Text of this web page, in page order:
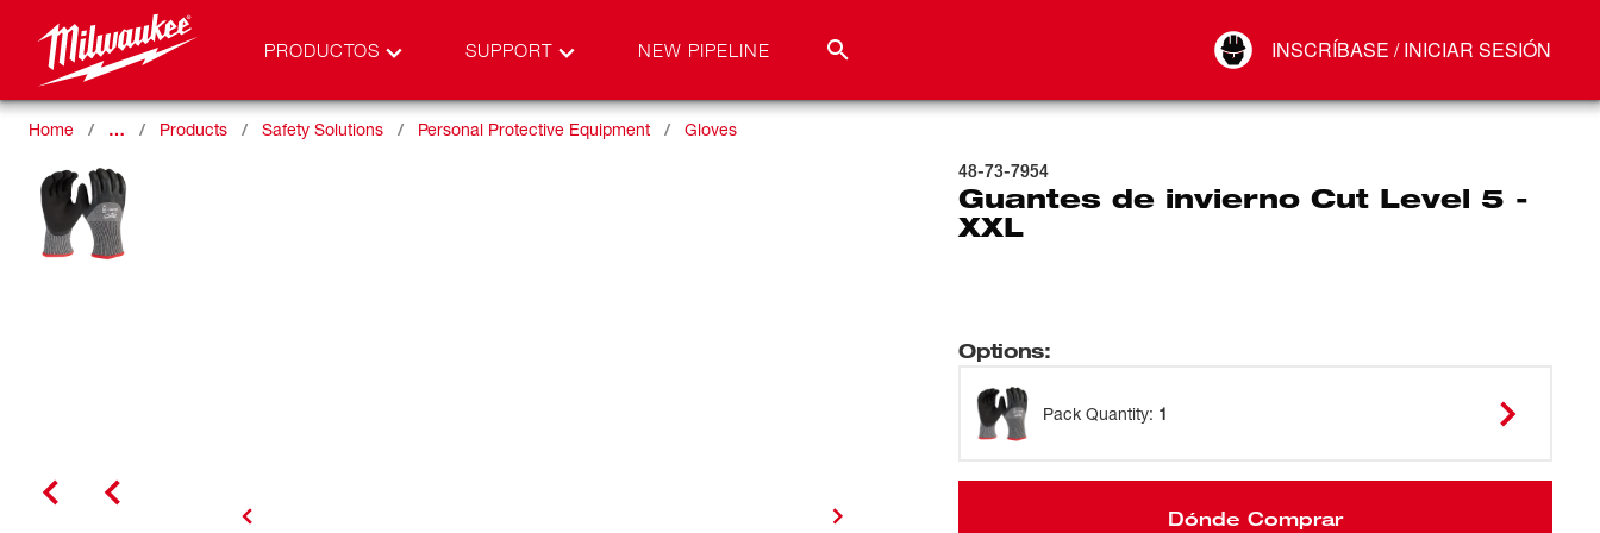
PRODUCTOS SUPPORT NEW PIPELINE INSCRÍBASE / INICIAR SESIÓN
Conectar
Home … Products Safety Solutions Personal Protective Equipment Gloves
48-73-7954
Guantes de invierno Cut Level 5 -
XXL
Options:
Pack Quantity: 1
Dónde Comprar